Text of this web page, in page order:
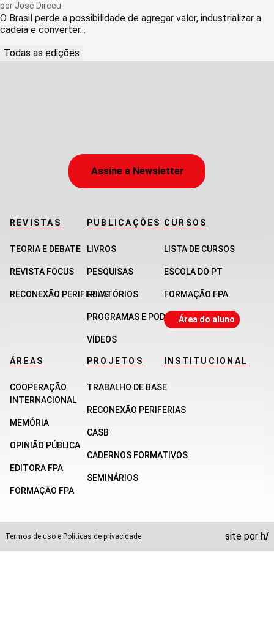
por José Dirceu
O Brasil perde a possibilidade de agregar valor, industrializar a
cadeia e converter...
Todas as edições
Assine a Newsletter
REVISTAS
TEORIA E DEBATE
REVISTA FOCUS
RECONEXÃO PERIFERIAS
PUBLICAÇÕES
LIVROS
PESQUISAS
RELATÓRIOS
PROGRAMAS E PODCASTS
VÍDEOS
CURSOS
LISTA DE CURSOS
ESCOLA DO PT
FORMAÇÃO FPA
Área do aluno
ÁREAS
COOPERAÇÃO
INTERNACIONAL
MEMÓRIA
OPINIÃO PÚBLICA
EDITORA FPA
FORMAÇÃO FPA
PROJETOS
TRABALHO DE BASE
RECONEXÃO PERIFERIAS
CASB
CADERNOS FORMATIVOS
SEMINÁRIOS
INSTITUCIONAL
Termos de uso e Políticas de privacidade site por h/